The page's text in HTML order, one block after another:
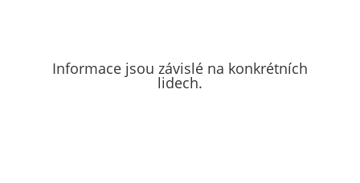
Informace jsou závislé na konkrétních
lidech.